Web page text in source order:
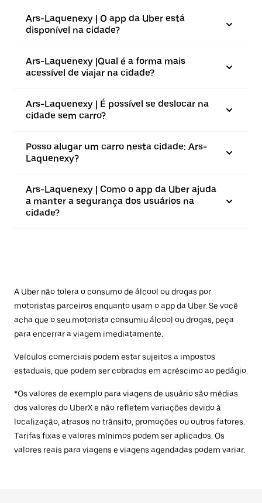
Ars-Laquenexy | O app da Uber está
disponível na cidade?
Ars-Laquenexy |⁠Qual é a forma mais
acessível de viajar na cidade?
Ars-Laquenexy | É possível se deslocar na
cidade sem carro?
Posso alugar um carro nesta cidade: Ars-
Laquenexy?
Ars-Laquenexy | Como o app da Uber ajuda
a manter a segurança dos usuários na
cidade?
A Uber não tolera o consumo de álcool ou drogas por
motoristas parceiros enquanto usam o app da Uber. Se você
acha que o seu motorista consumiu álcool ou drogas, peça
para encerrar a viagem imediatamente.
Veículos comerciais podem estar sujeitos a impostos
estaduais, que podem ser cobrados em acréscimo ao pedágio.
*Os valores de exemplo para viagens de usuário são médias
dos valores do UberX e não refletem variações devido à
localização, atrasos no trânsito, promoções ou outros fatores.
Tarifas fixas e valores mínimos podem ser aplicados. Os
valores reais para viagens e viagens agendadas podem variar.